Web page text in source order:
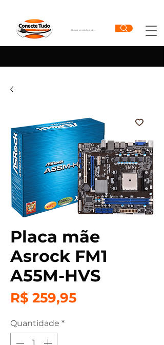
Placa mãe
Asrock FM1
A55M-HVS
R$ 259,95Preço
Quantidade *